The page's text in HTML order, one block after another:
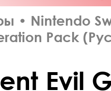
• Nintendo
Pack
Evil